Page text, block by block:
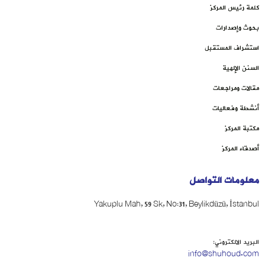
كلمة رئيس المركز
بحوث وإصدارات
استشراف المستقبل
السنن الإلهية
مقالات ومراجعات
أنشطة وفعاليات
مكتبة المركز
أصدقاء المركز
معلومات التواصل
Yakuplu Mah, 59 Sk, No:31, Beylikdüzü, İstanbul
البريد الالكتروني:
info@shuhoud.com